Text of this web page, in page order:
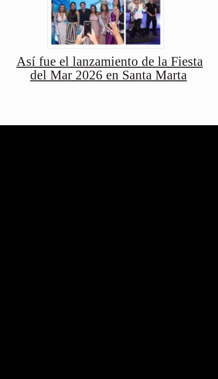
Así fue el lanzamiento de la Fiesta
del Mar 2026 en Santa Marta